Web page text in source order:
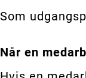
Som
Når en